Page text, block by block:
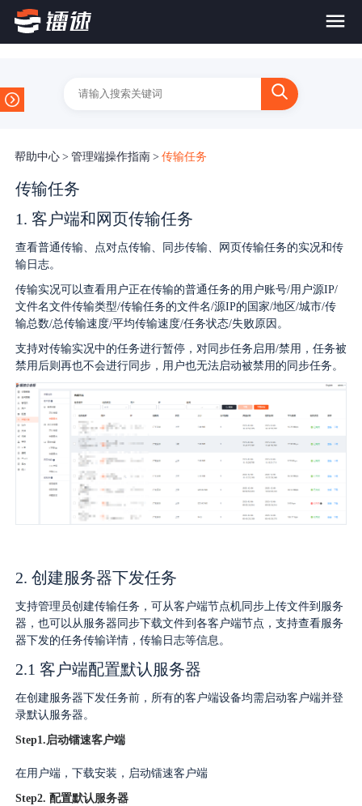
跨网文件交换系统
FTP替代升级
SDK传输应用集成
镭速Proxy代理加速
镭速FTP加速
应用场景解决方案
超大文件传输
海量小文件传输
跨国数据传输
数据同步
内外网文件交换
数据迁移
数据分发
行业应用解决方案
政府机构
金融行业
价格
新闻动态
生态合作
关于镭速
帮助中心
帮助中心 > 管理端操作指南 > 传输任务
传输任务
1. 客户端和网页传输任务
查看普通传输、点对点传输、同步传输、网页传输任务的实况和传
输日志。
传输实况可以查看用户正在传输的普通任务的用户账号/用户源IP/
文件名文件传输类型/传输任务的文件名/源IP的国家/地区/城市/传
输总数/总传输速度/平均传输速度/任务状态/失败原因。
支持对传输实况中的任务进行暂停，对同步任务启用/禁用，任务被
禁用后则再也不会进行同步，用户也无法启动被禁用的同步任务。
2. 创建服务器下发任务
支持管理员创建传输任务，可从客户端节点机同步上传文件到服务
器，也可以从服务器同步下载文件到各客户端节点，支持查看服务
器下发的任务传输详情，传输日志等信息。
2.1 客户端配置默认服务器
在创建服务器下发任务前，所有的客户端设备均需启动客户端并登
录默认服务器。
Step1.启动镭速客户端
在用户端，下载安装，启动镭速客户端
Step2. 配置默认服务器